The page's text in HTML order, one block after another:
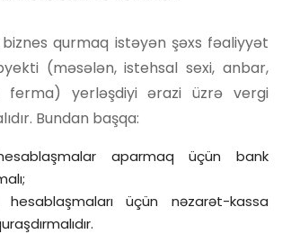
qurmaq istəyən şəxs fəaliyyət
(məsələn, istehsal sexi, anbar,
ferma) yerləşdiyi ərazi üzrə vergi
Bundan başqa:
aparmaq üçün bank
üçün nəzarət-kassa